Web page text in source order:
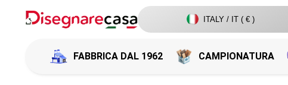
ITALY / IT ( € )
FABBRICA DAL 1962 CAMPIONATURA